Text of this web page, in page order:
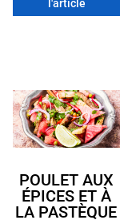
l'article
POULET AUX
ÉPICES ET À
LA PASTÈQUE